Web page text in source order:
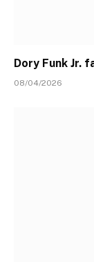
Dory Funk Jr.
08/04/2026